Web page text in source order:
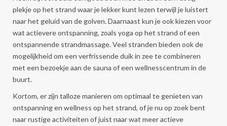
plekje op het strand waar je lekker kunt lezen terwijl je luistert
naar het geluid van de golven. Daarnaast kun je ook kiezen voor
wat actievere ontspanning, zoals yoga op het strand of een
ontspannende strandmassage. Veel stranden bieden ook de
mogelijkheid om een verfrissende duik in zee te combineren
met een bezoekje aan de sauna of een wellnesscentrum in de
buurt.
Kortom, er zijn talloze manieren om optimaal te genieten van
ontspanning en wellness op het strand, of je nu op zoek bent
naar rustige activiteiten of juist naar wat meer actieve